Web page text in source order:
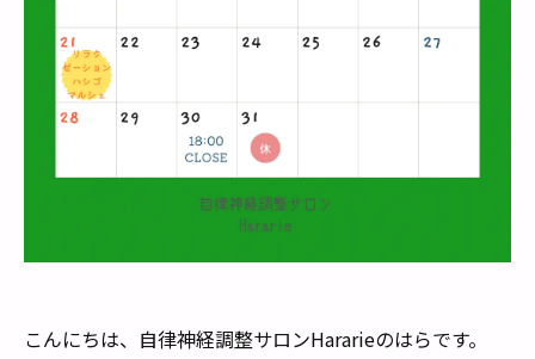
こんにちは、自律神経調整サロンHararieのはらです。